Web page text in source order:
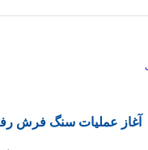
آغاز عملیات سنگ فرش